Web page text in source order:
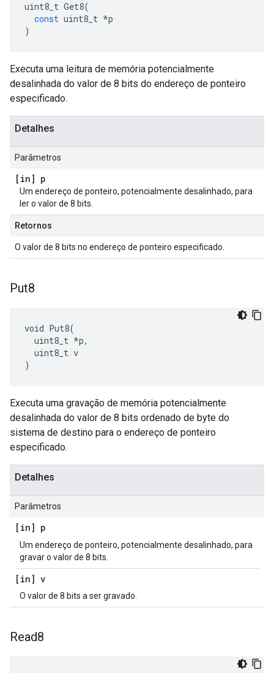
uint8_t Get8(
const uint8_t *p
)
Executa uma leitura de memória potencialmente
desalinhada do valor de 8 bits do endereço de ponteiro
especificado.
Detalhes
Parâmetros
[in] p
Um endereço de ponteiro, potencialmente desalinhado, para
ler o valor de 8 bits.
Retornos
O valor de 8 bits no endereço de ponteiro especificado.
Put8
void Put8(
  uint8_t *p,
  uint8_t v
)
Executa uma gravação de memória potencialmente
desalinhada do valor de 8 bits ordenado de byte do
sistema de destino para o endereço de ponteiro
especificado.
Detalhes
Parâmetros
[in] p
Um endereço de ponteiro, potencialmente desalinhado, para
gravar o valor de 8 bits.
[in] v
O valor de 8 bits a ser gravado.
Read8